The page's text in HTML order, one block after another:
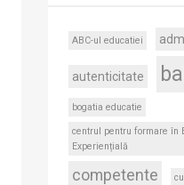
ABC-ul educatiei
autenticitate
bogatia educatie
centrul pentru formare în
Experiențială
competente